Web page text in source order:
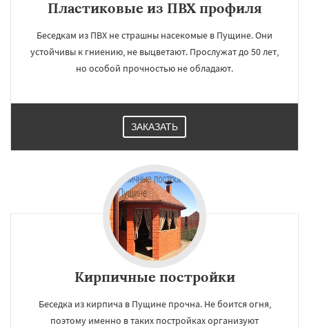
Пластиковые из ПВХ профиля
Беседкам из ПВХ не страшны насекомые в Пущине. Они
устойчивы к гниению, не выцветают. Прослужат до 50 лет,
но особой прочностью не обладают.
ЗАКАЗАТЬ
Кирпичные постройки
Беседка из кирпича в Пущине прочна. Не боится огня,
поэтому именно в таких постройках организуют